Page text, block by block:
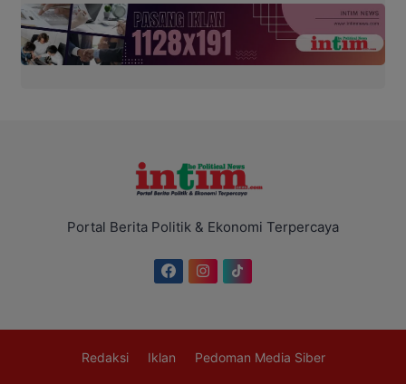
Portal Berita Politik & Ekonomi Terpercaya
Redaksi Iklan Pedoman Media Siber